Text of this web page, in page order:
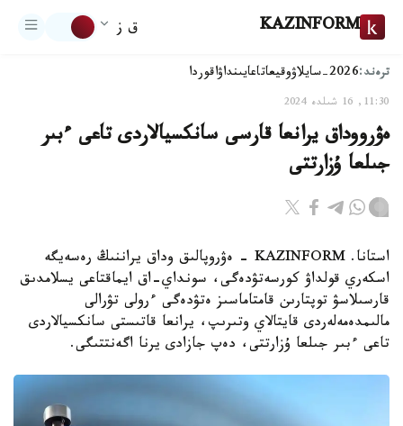
KAZINFORM ق ز
ترەند:2026-سايلاۋ وقيعاتاعايىنداۋاقوردا
11:30, 16 شىلدە 2024
ەۋرووداق يرانعا قارسى سانكسيالاردى تاعى ءبىر
جىلعا ۇزارتتى
استانا. KAZINFORM - ەۋروپالىق وداق يراننىڭ رەسەيگە
اسكەري قولداۋ كورسەتۋدەگى، سونداي-اق ايماقتاعى يسلامدىق
قارسىلاسۋ توپتارىن قامتاماسىز ەتۋدەگى ءرولى تۋرالى
مالىمدەمەلەردى قايتالاي وتىرىپ، يرانعا قاتىستى سانكسيالاردى
تاعى ءبىر جىلعا ۇزارتتى، دەپ جازادى يرنا اگەنتتىگى.